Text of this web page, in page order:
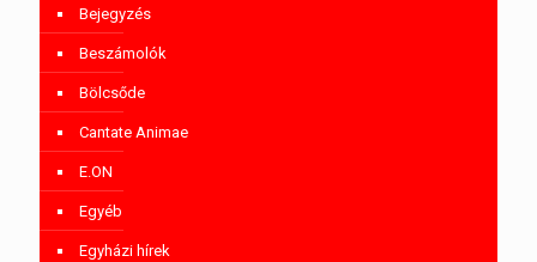
Bejegyzés
Beszámolók
Bölcsőde
Cantate Animae
E.ON
Egyéb
Egyházi hírek